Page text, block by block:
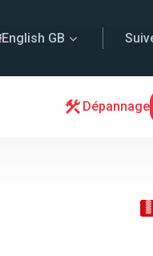
English GB
Dépannage